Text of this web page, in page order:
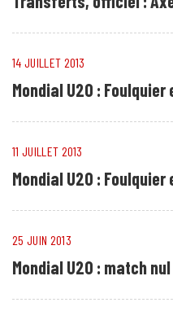
14 JUILLET 2013
Mondial U20 :
11 JUILLET 2013
Mondial U20 :
25 JUIN 2013
Mondial U20 : match